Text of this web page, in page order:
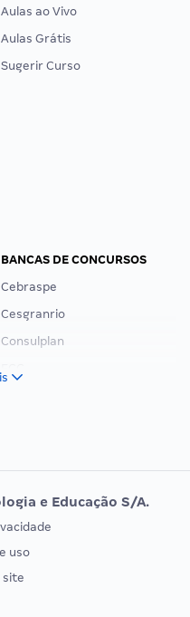
Aulas ao Vivo
Aulas Grátis
Sugerir Curso
BANCAS DE CONCURSOS
Cebraspe
Cesgranrio
Consulplan
Vunesp
EXAME DE ORDEM
e Educação S/A.
uso
site